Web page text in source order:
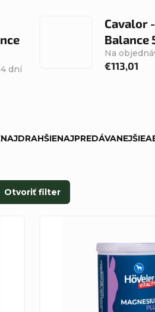
dní
Cavalor
Balance
Na
€113,01
NAJDRAHŠIENAJPREDÁVANEJŠIE
Otvoriť filter